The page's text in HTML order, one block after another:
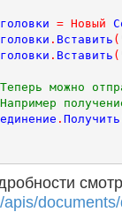
= Новый
. Вставить (
. Вставить (
можно
.Получить
apis/